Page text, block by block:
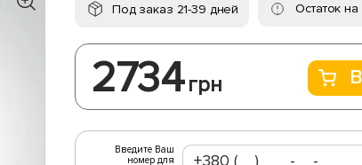
Под заказ 21-39 дней Остаток
2734 грн
Введите Ваш
номер для